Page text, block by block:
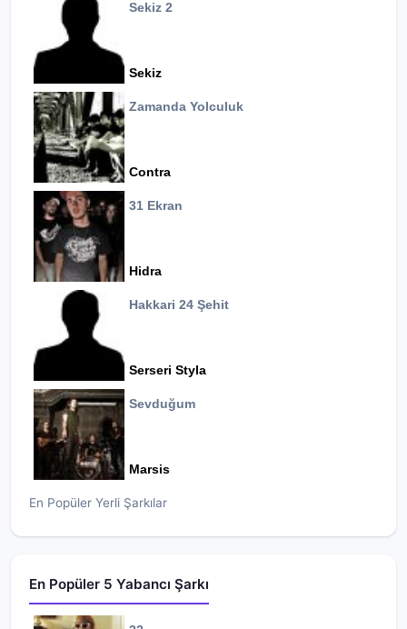
Sekiz 2
Sekiz
Zamanda Yolculuk
Contra
31 Ekran
Hidra
Hakkari 24 Şehit
Serseri Styla
Sevduğum
Marsis
En Popüler Yerli Şarkılar
En Popüler 5 Yabancı Şarkı